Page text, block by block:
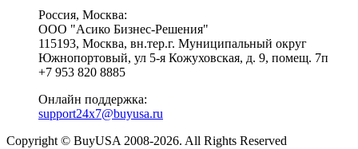
Россия, Москва:
ООО "Асико Бизнес-Решения"
115193, Москва, вн.тер.г. Муниципальный округ
Южнопортовый, ул 5-я Кожуховская, д. 9, помещ. 7п
+7 953 820 8885
Онлайн поддержка:
support24x7@buyusa.ru
Copyright © BuyUSA 2008-2026. All Rights Reserved